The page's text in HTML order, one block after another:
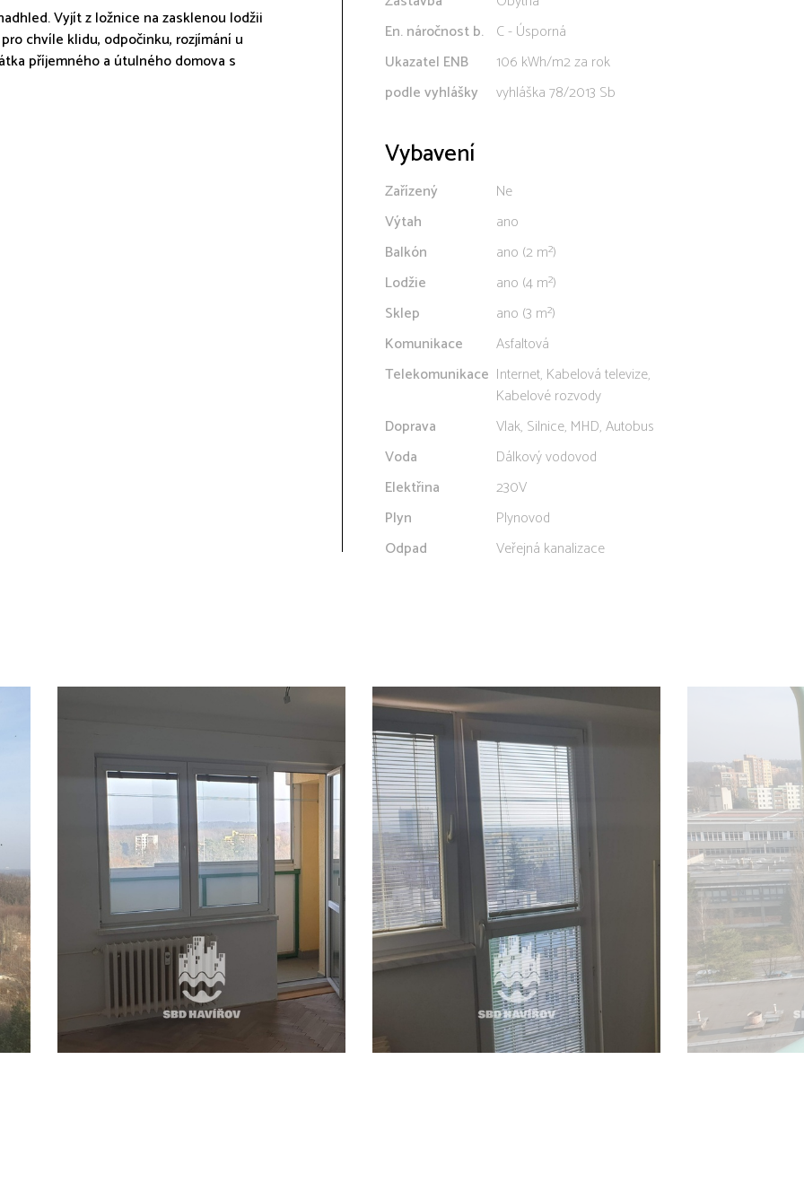
Vyjít z ložnice na zasklenou lodžii
chvíle klidu, odpočinku, rozjímání u
příjemného a útulného domova s
En. náročnost b. C - Úsporná
Ukazatel ENB
106 kWh/m2 za rok
podle vyhlášky
vyhláška 78/2013 Sb
Vybavení
Zařízený
Ne
Výtah
ano
Balkón
ano (2 m²)
Lodžie
ano (4 m²)
Sklep
ano (3 m²)
Komunikace
Asfaltová
Telekomunikace Internet, Kabelová televize,
Kabelové rozvody
Doprava
Vlak, Silnice, MHD, Autobus
Voda
Dálkový vodovod
Elektřina
230V
Plyn
Plynovod
Odpad
Veřejná kanalizace